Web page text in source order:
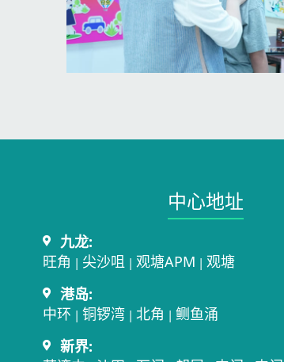
中心地址​
九龙:
旺角 | 尖沙咀 | 观塘APM | 观塘
港岛:
中环 | 铜锣湾| 北角 | 鲗鱼涌
新界: